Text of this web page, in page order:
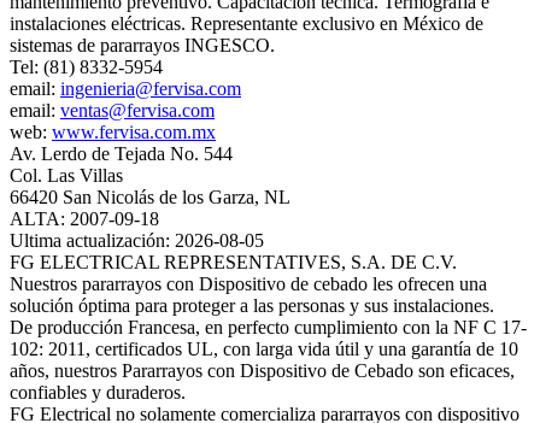
instalaciones eléctricas. Representante exclusivo en México de
sistemas de pararrayos INGESCO.
Tel: (81) 8332-5954
email: ingenieria@fervisa.com
email: ventas@fervisa.com
web: www.fervisa.com.mx
Av. Lerdo de Tejada No. 544
Col. Las Villas
66420 San Nicolás de los Garza, NL
ALTA: 2007-09-18
Ultima actualización: 2026-08-05
FG ELECTRICAL REPRESENTATIVES, S.A. DE C.V.
Nuestros pararrayos con Dispositivo de cebado les ofrecen una
solución óptima para proteger a las personas y sus instalaciones.
De producción Francesa, en perfecto cumplimiento con la NF C 17-
102: 2011, certificados UL, con larga vida útil y una garantía de 10
años, nuestros Pararrayos con Dispositivo de Cebado son eficaces,
confiables y duraderos.
FG Electrical no solamente comercializa pararrayos con dispositivo